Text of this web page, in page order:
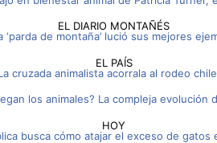
EL DIARIO MONTAÑÉS
‘parda de montaña’ lució sus mejores
EL PAÍS
cruzada animalista acorrala al rodeo
los animales? La compleja evolución
HOY
busca cómo atajar el exceso de gatos